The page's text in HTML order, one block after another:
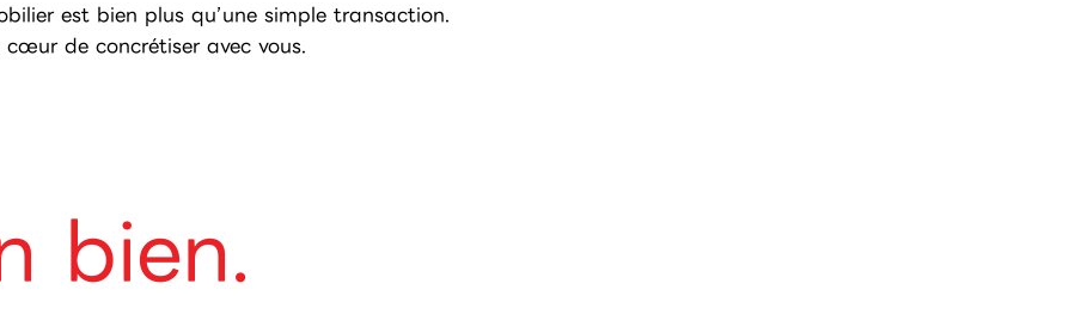
est bien plus qu’une simple transaction.
de concrétiser avec vous.
bien.